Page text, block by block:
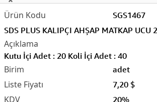
SGS1467
SDS PLUS KALIPÇI AHŞAP MATKAP UCU
Kutu İçi Adet : 20 Koli İçi Adet : 40
adet
7,20 $
20%